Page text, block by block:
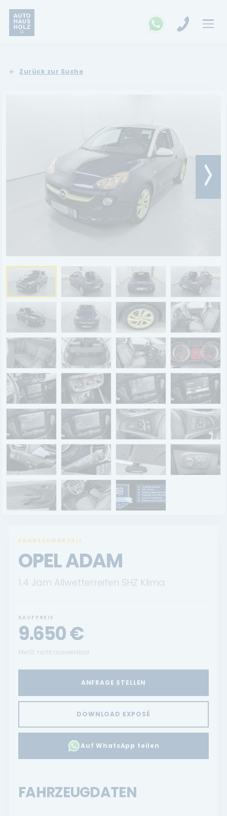
Land Rover
Renault
Dacia
SERVICE
Aktionsfahrzeuge
AutoAbo
Gewerbekunden
Probefahrt
Mietwagen
Ankauf
WERKSTATTTERMIN
Teile & Zubehör
Renault Service
Dacia Service
Standort Landau
Standort Neustadt
Qualitätsversprechen
Karriere
KONTAKT
Zurück zur Suche
FAHRZEUGDETAIL
OPEL ADAM
1.4 Jam Allwetterreifen SHZ Klima
KAUFPREIS
9.650€
MwSt. nicht ausweisbar
ANFRAGE STELLEN
DOWNLOAD EXPOSÉ
Auf WhatsApp teilen
FAHRZEUGDATEN